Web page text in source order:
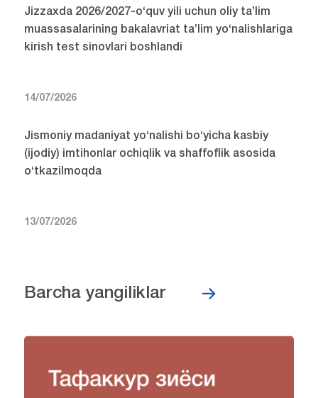
Jizzaxda 2026/2027-o‘quv yili uchun oliy ta’lim
muassasalarining bakalavriat ta’lim yo‘nalishlariga
kirish test sinovlari boshlandi
14/07/2026
Jismoniy madaniyat yo‘nalishi bo‘yicha kasbiy
(ijodiy) imtihonlar ochiqlik va shaffoflik asosida
o‘tkazilmoqda
13/07/2026
Barcha yangiliklar